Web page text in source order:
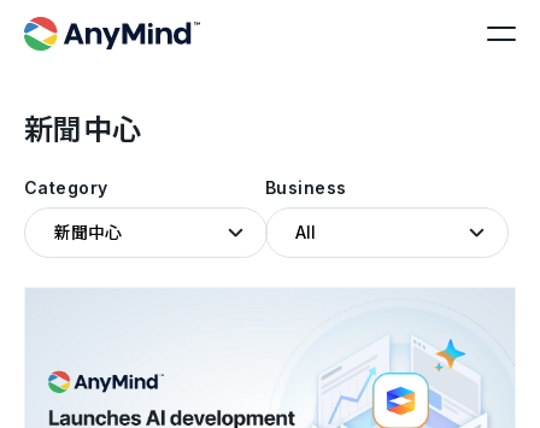
新聞中心
Category Business